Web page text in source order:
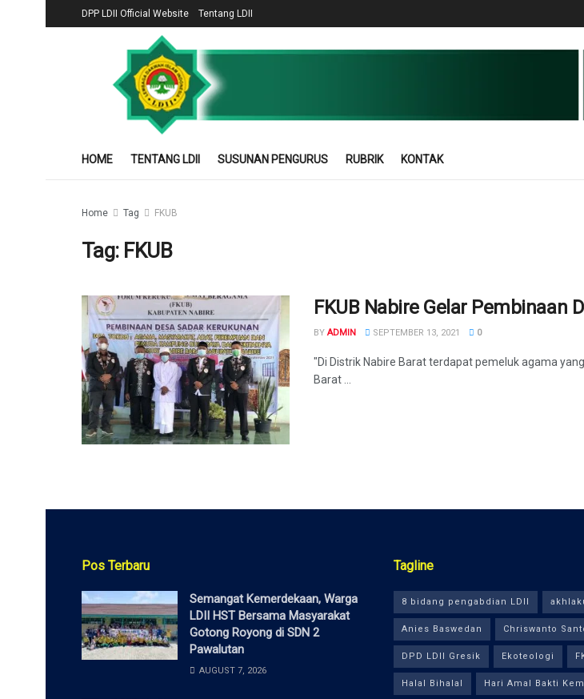
DPP LDII Official Website Tentang LDII
HOME TENTANG LDII SUSUNAN PENGURUS RUBRIK KONTAK
Home Tag FKUB
Tag: FKUB
FKUB Nabire Gelar Pembinaan
BY ADMIN SEPTEMBER 13, 2021 0
"Di Distrik Nabire Barat terdapat pemeluk agama
Barat ...
Pos Terbaru
Semangat Kemerdekaan, Warga
LDII HST Bersama Masyarakat
Gotong Royong di SDN 2
Pawalutan
AUGUST 7, 2026
Tagline
8 bidang pengabdian LDII
Anies Baswedan Chriswanto
DPD LDII Gresik Ekoteologi
Halal Bihalal Hari Amal Bakti